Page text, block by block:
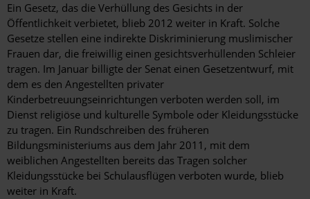
Ein Gesetz, das die Verhüllung des Gesichts in der
Öffentlichkeit verbietet, blieb 2012 weiter in Kraft. Solche
Gesetze stellen eine indirekte Diskriminierung muslimischer
Frauen dar, die freiwillig einen gesichtsverhüllenden Schleier
tragen. Im Januar billigte der Senat einen Gesetzentwurf, mit
dem es den Angestellten privater
Kinderbetreuungseinrichtungen verboten werden soll, im
Dienst religiöse und kulturelle Symbole oder Kleidungsstücke
zu tragen. Ein Rundschreiben des früheren
Bildungsministeriums aus dem Jahr 2011, mit dem
weiblichen Angestellten bereits das Tragen solcher
Kleidungsstücke bei Schulausflügen verboten wurde, blieb
weiter in Kraft.